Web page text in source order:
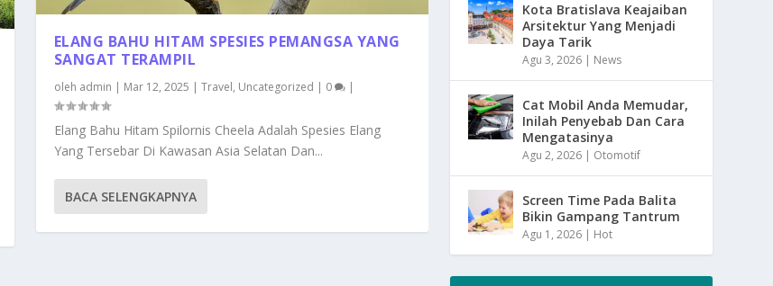
ELANG BAHU HITAM SPESIES PEMANGSA YANG
SANGAT TERAMPIL
oleh admin | Mar 12, 2025 | Travel, Uncategorized | 0 |
Elang Bahu Hitam Spilornis Cheela Adalah Spesies Elang
Yang Tersebar Di Kawasan Asia Selatan Dan...
BACA SELENGKAPNYA
Kota Bratislava Keajaiban
Arsitektur Yang Menjadi
Daya Tarik
Agu 3, 2026 | News
Cat Mobil Anda Memudar,
Inilah Penyebab Dan Cara
Mengatasinya
Agu 2, 2026 | Otomotif
Screen Time Pada Balita
Bikin Gampang Tantrum
Agu 1, 2026 | Hot